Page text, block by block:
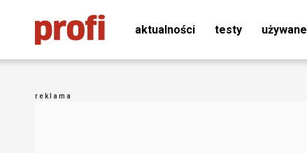
aktualności testy używane